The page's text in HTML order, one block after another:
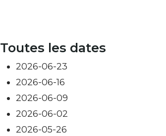
Toutes les dates
2026-06-23
2026-06-16
2026-06-09
2026-06-02
2026-05-26